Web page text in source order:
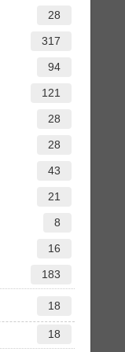
28
317
94
121
28
28
43
21
8
16
183
18
18